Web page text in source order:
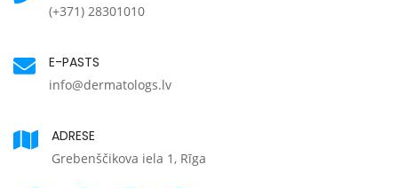
(+371) 28301010
E-PASTS
info@dermatologs.lv
ADRESE
Grebenščikova iela 1, Rīga